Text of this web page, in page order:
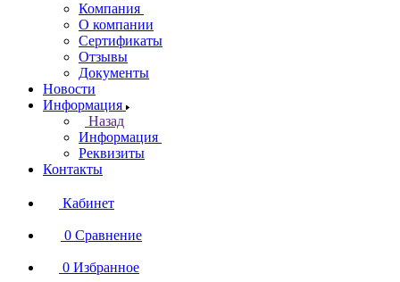
Компания
О компании
Сертификаты
Отзывы
Документы
Новости
Информация
Назад
Информация
Реквизиты
Контакты
Кабинет
0 Сравнение
0 Избранное